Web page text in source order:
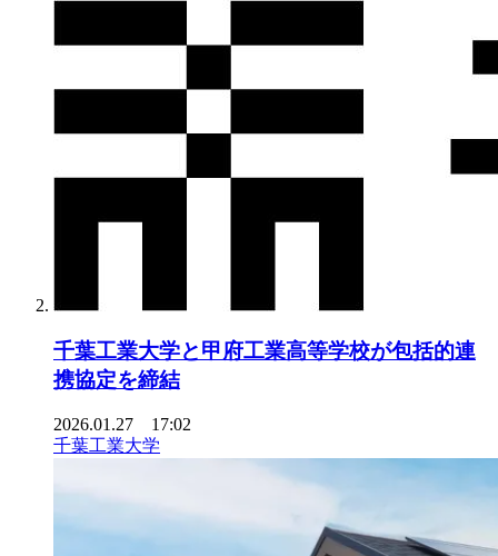
千葉工業大学と甲府工業高等学校が包括的連
携協定を締結
2026.01.27 17:02
千葉工業大学